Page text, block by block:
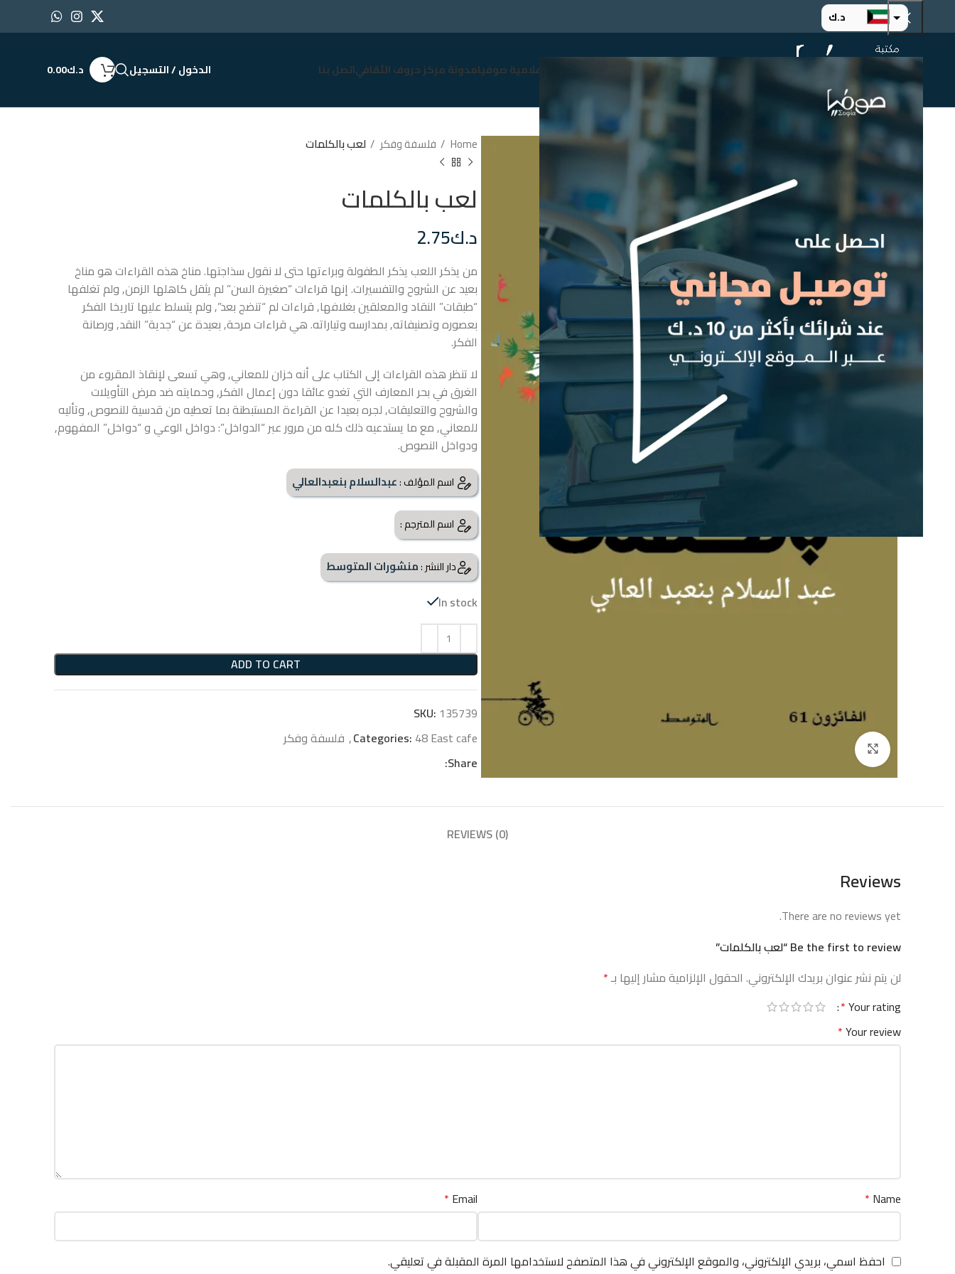
د.ك
د.إ
ر.ق
الرئيسية إعلامية صوفيامدونة مركز حروف الثقافياتصل بنا الدخول / التسجيل د.ك0.00
Home فلسفة وفكر لعب بالكلمات
لعب بالكلمات
د.ك2.75
من يذكر اللعب يذكر الطفولة وبراءتها حتى لا نقول سذاجتها. مناخ هذه القراءات هو مناخ
بعيد عن الشروح والتفسيرات. إنها قراءات “صغيرة السن” لم يثقل كاهلها الزمن, ولم تغلفها
“طبقات” النقاد والمعلقين بغلافها, قراءات لم “تنضج بعد”, ولم يتسلط عليها تاريخا الفكر
بعصوره وتصنيفاته, بمدارسه وتياراته. هي قراءات مرحة, بعيدة عن “جدية” النقد, ورصانة
الفكر.
لا تنظر هذه القراءات إلى الكتاب على أنه خزان للمعاني, وهي تسعى لإنقاذ المقروء من
الغرق في بحر المعارف التي تغدو عائقا دون إعمال الفكر, وحمايته ضد مرض التأويلات
والشروح والتعليقات, لجره بعيدا عن القراءة المستبطنة بما تعطيه من قدسية للنصوص, وتأليه
للمعاني, مع ما يستدعيه ذلك كله من مرور عبر “الدواخل”: دواخل الوعي و “دواخل” المفهوم,
ودواخل النصوص.
اسم المؤلف :عبدالسلام بنعبدالعالي
اسم المترجم :
دار النشر :منشورات المتوسط
In stock
ADD TO CART
SKU: 135739
Categories: 48 East cafe
, فلسفة وفكر
Share:
REVIEWS (0)
Reviews
There are no reviews yet.
Be the first to review “لعب بالكلمات”
لن يتم نشر عنوان بريدك الإلكتروني. الحقول الإلزامية مشار إليها بـ*
Your rating
*
Your review
*
Name
*
Email
*
احفظ اسمي، بريدي الإلكتروني، والموقع الإلكتروني في هذا المتصفح لاستخدامها المرة المقبلة في تعليقي.